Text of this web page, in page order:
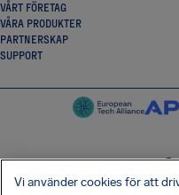
VÅRT FÖRETAG
VÅRA PRODUKTER
PARTNERSKAP
SUPPORT
Vi använder cookies för att